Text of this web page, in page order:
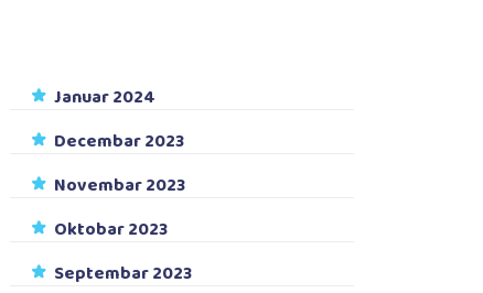
Januar 2024
Decembar 2023
Novembar 2023
Oktobar 2023
Septembar 2023